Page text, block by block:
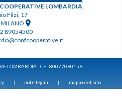
LOMBARDIA
Filzi, 17
89054500
LOMBARDIA - CF : 80077090159
| note legali | mappa del sito